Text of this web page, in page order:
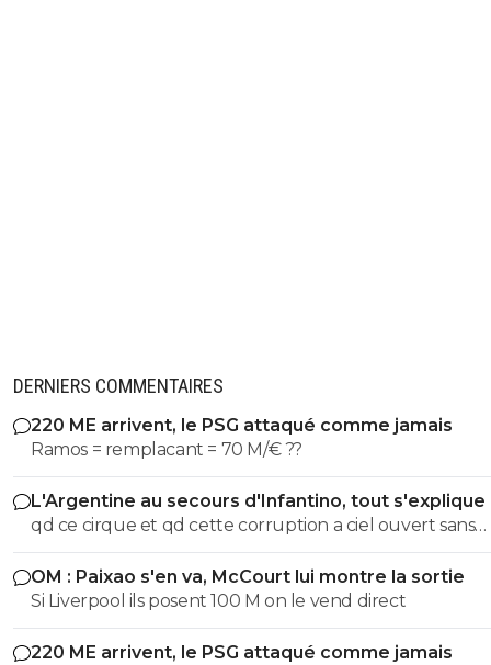
DERNIERS COMMENTAIRES
220 ME arrivent, le PSG attaqué comme jamais
Ramos = remplacant = 70 M/€ ??
L'Argentine au secours d'Infantino, tout s'explique
qd ce cirque et qd cette corruption a ciel ouvert sans
complexe va s arreter. les magouilles enormes meme plus
cachées, ils s en vantent meme! les magouilles avec Trump, l
attrbution de la CDM au Qatar, le logement dans ce pays, et
pour finir l oiverture aux privés, juste pour prendre du
partout pour avoir une place. ptin de football et qd tu vois
OM : Paixao s'en va, McCourt lui montre la sortie
Si Liverpool ils posent 100 M on le vend direct
220 ME arrivent, le PSG attaqué comme jamais